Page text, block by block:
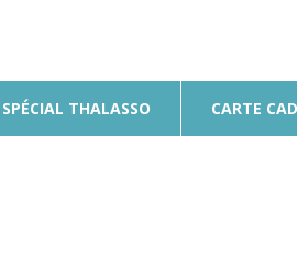
SPÉCIAL THALASSO CARTE